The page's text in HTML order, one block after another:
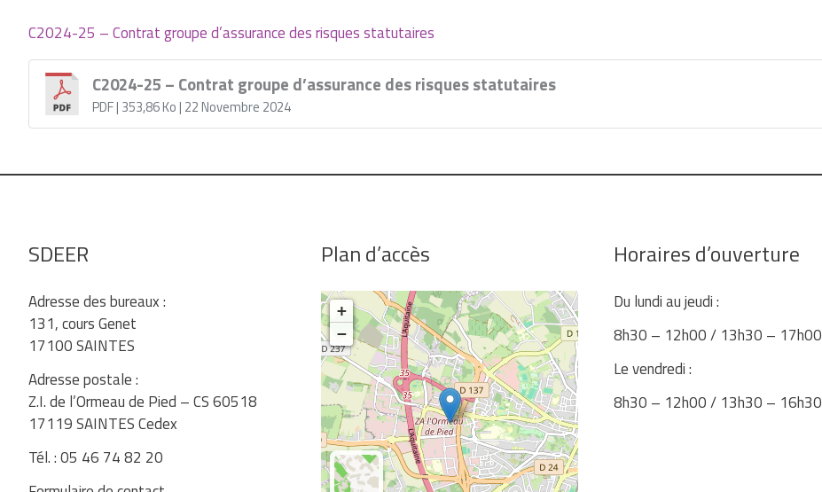
C2024-25 – Contrat groupe d’assurance des risques statutaires
C2024-25 – Contrat groupe d’assurance des risques statutaires
PDF| 353,86 Ko | 22 Novembre 2024
SDEER
Adresse des bureaux :
131, cours Genet
17100 SAINTES
Adresse postale :
Z.I. de l’Ormeau de Pied – CS 60518
17119 SAINTES Cedex
Tél. : 05 46 74 82 20
Plan d’accès
+
−
Horaires d’ouverture
Du lundi au jeudi :
8h30 – 12h00 / 13h30 – 17h00
Le vendredi :
8h30 – 12h00 / 13h30 – 16h30